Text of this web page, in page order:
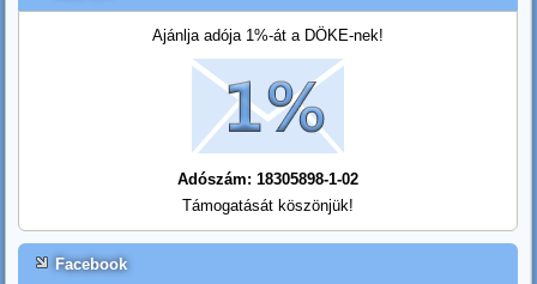
Ajánlja adója 1%-át a DÖKE-nek!
Adószám: 18305898-1-02
Támogatását köszönjük!
Facebook